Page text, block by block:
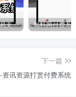
易支付最新升级易支付系统源码-全插件-长期更新新增功能
下一篇
讯资源打赏付费系统